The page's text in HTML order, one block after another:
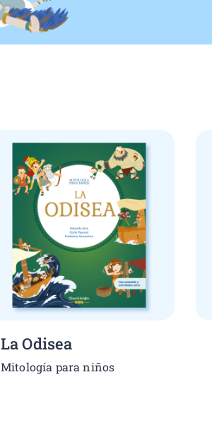
La Odisea
Mitología para niños